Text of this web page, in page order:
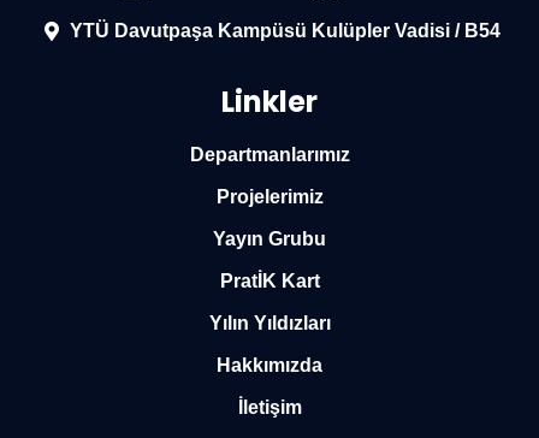
YTÜ Davutpaşa Kampüsü Kulüpler Vadisi / B54
Linkler
Departmanlarımız
Projelerimiz
Yayın Grubu
PratİK Kart
Yılın Yıldızları
Hakkımızda
İletişim